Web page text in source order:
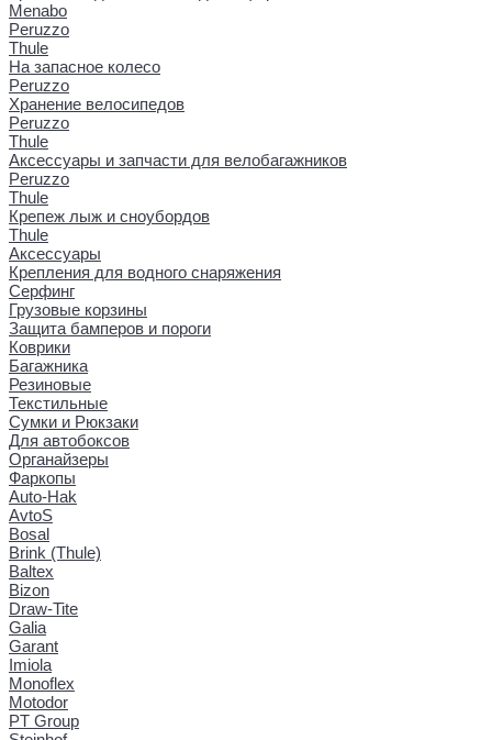
Menabo
Peruzzo
Thule
На запасное колесо
Peruzzo
Хранение велосипедов
Peruzzo
Thule
Аксессуары и запчасти для велобагажников
Peruzzo
Thule
Крепеж лыж и сноубордов
Thule
Аксессуары
Крепления для водного снаряжения
Серфинг
Грузовые корзины
Защита бамперов и пороги
Коврики
Багажника
Резиновые
Текстильные
Сумки и Рюкзаки
Для автобоксов
Органайзеры
Фаркопы
Auto-Hak
AvtoS
Bosal
Brink (Thule)
Baltex
Bizon
Draw-Tite
Galia
Garant
Imiola
Monoflex
Motodor
PT Group